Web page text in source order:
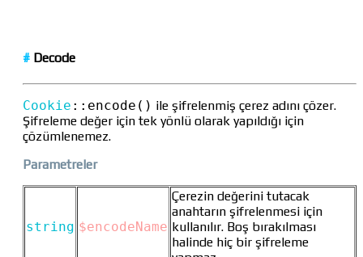
# Decode
Cookie :: encode() ile şifrelenmiş çerez adını çözer.
Şifreleme değer için tek yönlü olarak yapıldığı için
çözümlenemez.
Parametreler
string $encodeName
Çerezin değerini tutacak
anahtarın şifrelenmesi için
kullanılır. Boş bırakılması
halinde hiç bir şifreleme